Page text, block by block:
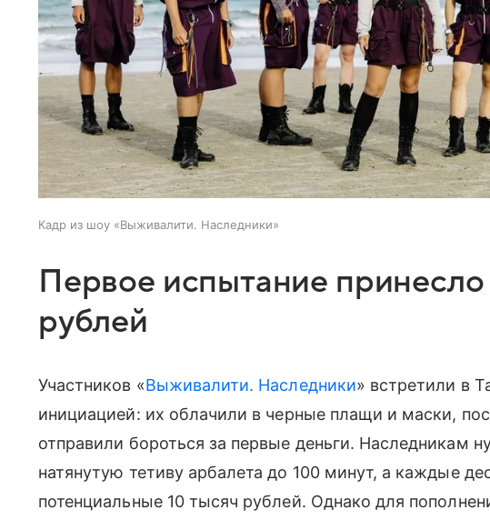
Кадр из шоу «Выживалити. Наследники»
Первое испытание принесло
рублей
Участников «Выживалити. Наследники» встретили в
инициацией: их облачили в черные плащи и маски,
отправили бороться за первые деньги. Наследникам
натянутую тетиву арбалета до 100 минут, а каждые
потенциальные 10 тысяч рублей. Однако для